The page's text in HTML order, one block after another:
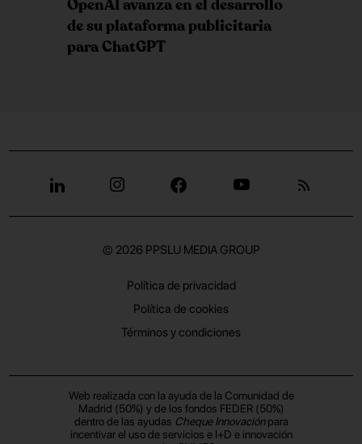
OpenAI avanza en el desarrollo
de su plataforma publicitaria
para ChatGPT
© 2026 PPSLU MEDIA GROUP
Política de privacidad
Política de cookies
Términos y condiciones
Web realizada con la ayuda de la Comunidad de
Madrid (50%) y de los fondos FEDER (50%)
dentro de las ayudas Cheque Innovaciónpara
incentivar el uso de servicios e I+D e innovación